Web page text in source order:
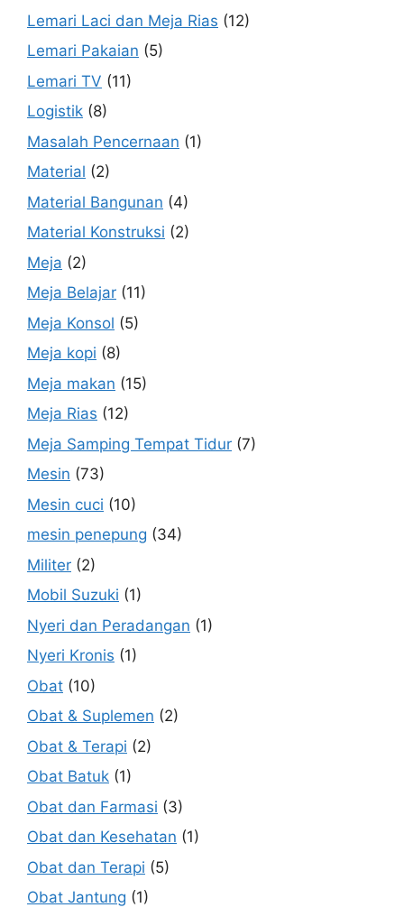
Lemari Laci dan Meja Rias (12)
Lemari Pakaian (5)
Lemari TV (11)
Logistik (8)
Masalah Pencernaan (1)
Material (2)
Material Bangunan (4)
Material Konstruksi (2)
Meja (2)
Meja Belajar (11)
Meja Konsol (5)
Meja kopi (8)
Meja makan (15)
Meja Rias (12)
Meja Samping Tempat Tidur (7)
Mesin (73)
Mesin cuci (10)
mesin penepung (34)
Militer (2)
Mobil Suzuki (1)
Nyeri dan Peradangan (1)
Nyeri Kronis (1)
Obat (10)
Obat & Suplemen (2)
Obat & Terapi (2)
Obat Batuk (1)
Obat dan Farmasi (3)
Obat dan Kesehatan (1)
Obat dan Terapi (5)
Obat Jantung (1)